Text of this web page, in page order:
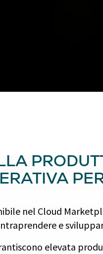
nel Cloud
e
elevata